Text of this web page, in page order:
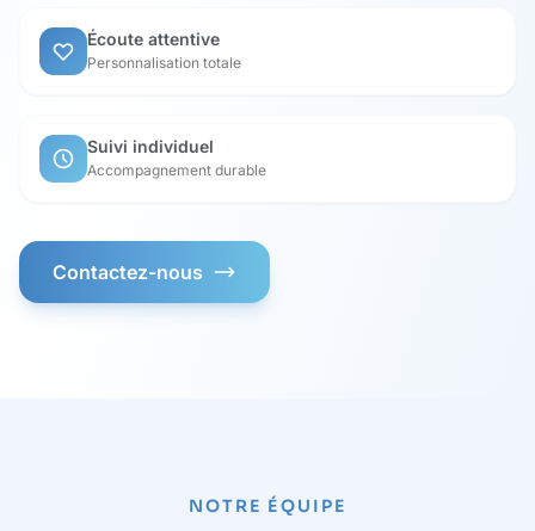
Écoute attentive
Personnalisation totale
Suivi individuel
Accompagnement durable
Contactez-nous
NOTRE ÉQUIPE